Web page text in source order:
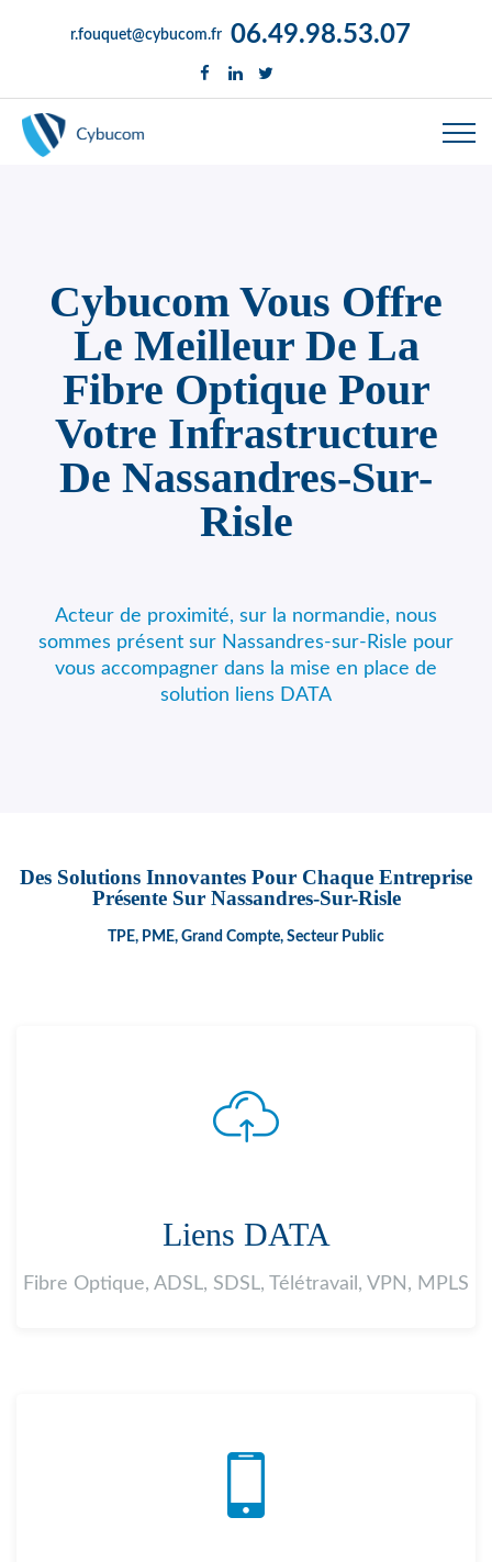
r.fouquet@cybucom.fr 06.49.98.53.07
Cybucom Vous Offre
Le Meilleur De La
Fibre Optique Pour
Votre Infrastructure
De Nassandres-Sur-
Risle
Acteur de proximité, sur la normandie, nous
sommes présent sur Nassandres-sur-Risle pour
vous accompagner dans la mise en place de
solution liens DATA
Des Solutions Innovantes Pour Chaque Entreprise
Présente Sur Nassandres-Sur-Risle
TPE, PME, Grand Compte, Secteur Public
Liens DATA
Fibre Optique, ADSL, SDSL, Télétravail, VPN, MPLS